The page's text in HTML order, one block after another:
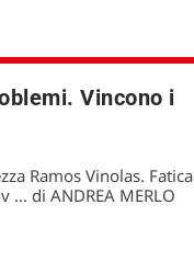
Vincono i
Ramos Vinolas. Fatica
… di ANDREA MERLO